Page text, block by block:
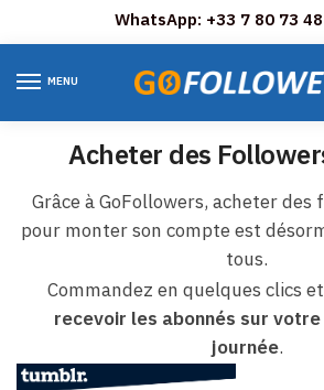
WhatsApp: +33 7 80 73
MENU
Acheter des
Grâce à GoFollowers, acheter
pour monter son compte est
tous.
Commandez en quelques clics et
recevoir les abonnés sur
journée.